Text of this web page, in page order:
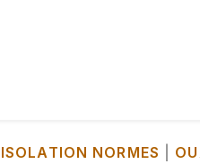
ISOLATION NORMES